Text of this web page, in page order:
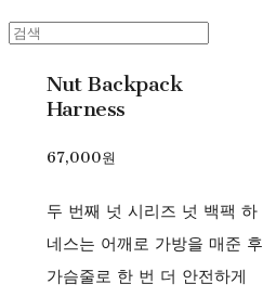
Nut Backpack
Harness
67,000원
두 번째 넛 시리즈 넛 백팩 하
네스는 어깨로 가방을 매준 후
가슴줄로 한 번 더 안전하게